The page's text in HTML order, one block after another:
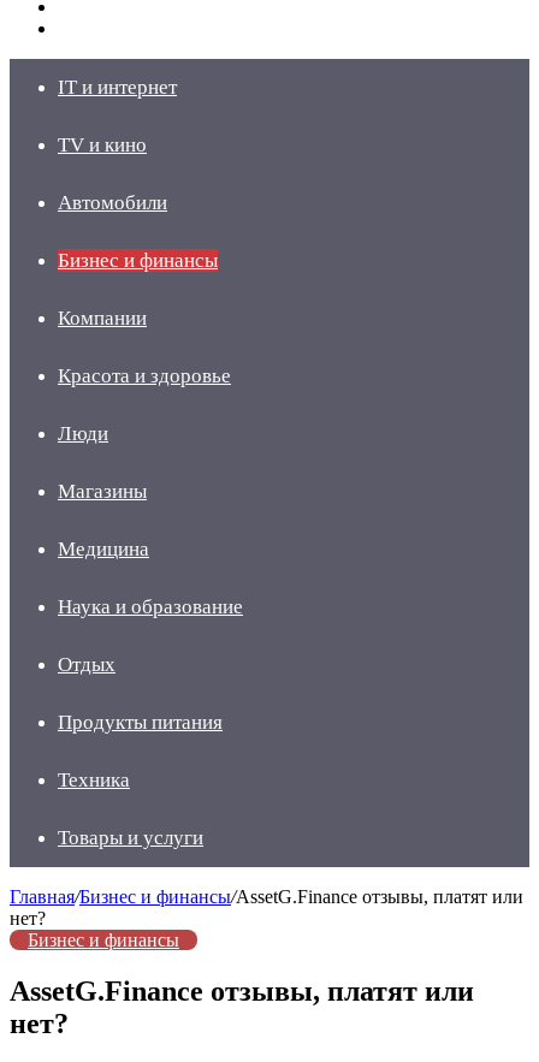
IT и интернет
TV и кино
Автомобили
Бизнес и финансы
Компании
Красота и здоровье
Люди
Магазины
Медицина
Наука и образование
Отдых
Продукты питания
Техника
Товары и услуги
Главная/Бизнес и финансы/AssetG.Finance отзывы, платят или
нет?
Бизнес и финансы
AssetG.Finance отзывы, платят или
нет?